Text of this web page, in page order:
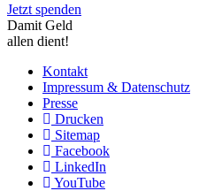
Jetzt spenden
Damit Geld
allen dient!
Kontakt
Impressum & Datenschutz
Presse
Drucken
Sitemap
Facebook
LinkedIn
YouTube